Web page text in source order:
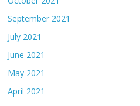
September 2021
July 2021
June 2021
May 2021
April 2021